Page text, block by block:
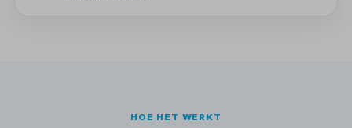
HOE HET WERKT